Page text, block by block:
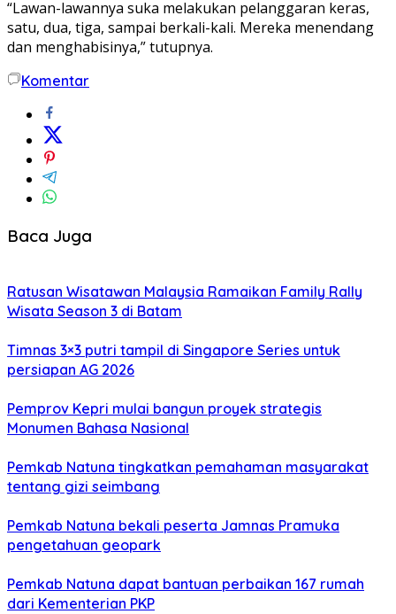
“Lawan-lawannya suka melakukan pelanggaran keras,
satu, dua, tiga, sampai berkali-kali. Mereka menendang
dan menghabisinya,” tutupnya.
Komentar
Baca Juga
Ratusan Wisatawan Malaysia Ramaikan Family Rally
Wisata Season 3 di Batam
Timnas 3×3 putri tampil di Singapore Series untuk
persiapan AG 2026
Pemprov Kepri mulai bangun proyek strategis
Monumen Bahasa Nasional
Pemkab Natuna tingkatkan pemahaman masyarakat
tentang gizi seimbang
Pemkab Natuna bekali peserta Jamnas Pramuka
pengetahuan geopark
Pemkab Natuna dapat bantuan perbaikan 167 rumah
dari Kementerian PKP